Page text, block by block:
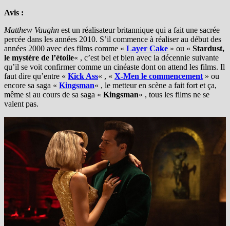
Avis :
Matthew Vaughn est un réalisateur britannique qui a fait une sacrée
percée dans les années 2010. S’il commence à réaliser au début des
années 2000 avec des films comme « Layer Cake » ou « Stardust,
le mystère de l’étoile« , c’est bel et bien avec la décennie suivante
qu’il se voit confirmer comme un cinéaste dont on attend les films. Il
faut dire qu’entre « Kick Ass« , « X-Men le commencement » ou
encore sa saga « Kingsman« , le metteur en scène a fait fort et ça,
même si au cours de sa saga « Kingsman« , tous les films ne se
valent pas.